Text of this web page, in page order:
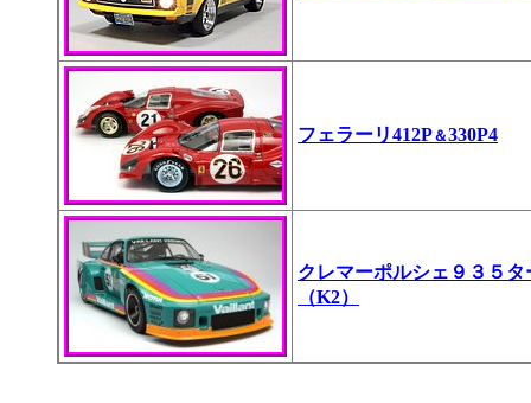
フェラーリ412P＆330P4
クレマーポルシェ９３５タ
（K2）